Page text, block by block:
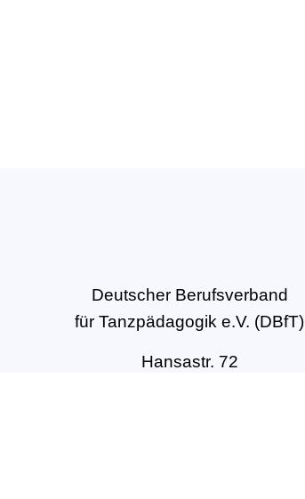
Deutscher Berufsverband
für Tanzpädagogik e.V. (DBfT)
Hansastr. 72